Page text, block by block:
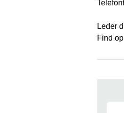
Leder
Find